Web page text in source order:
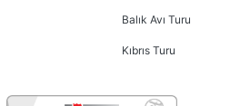
Balık Avı Turu
Kıbrıs Turu